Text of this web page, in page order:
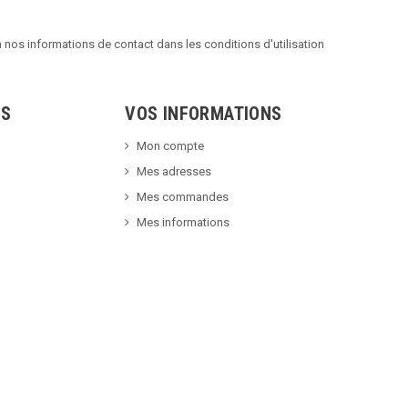
informations de contact dans les conditions d'utilisation
VOS INFORMATIONS
Mon compte
Mes adresses
Mes commandes
Mes informations